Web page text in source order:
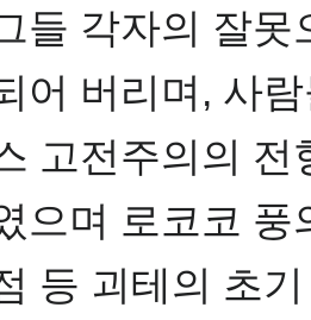
들 각자의 잘못
어 버리며, 사
고전주의의 전
으며 로코코 풍
등 괴테의 초